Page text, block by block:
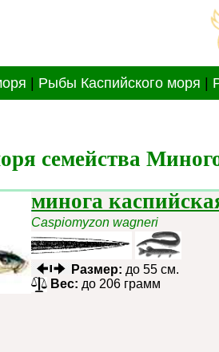
Рыбы Каспийского моря
семейства
минога
Caspiomyzon wagneri
Размер: до 55 см.
Вес: до 206 грамм